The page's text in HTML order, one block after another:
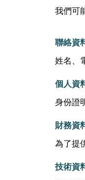
我們可
聯絡資
姓名、
個人資
身份證
財務資
為了提
技術資